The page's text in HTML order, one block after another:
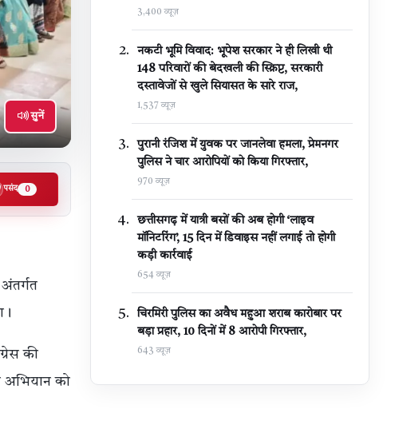
सुनें
पसंद 0
की
अभियान को
3,400 व्यूज़
नकटी भूमि विवाद: भूपेश सरकार ने ही लिखी थी
148 परिवारों की बेदखली की स्क्रिप्ट, सरकारी
दस्तावेजों से खुले सियासत के सारे राज,
1,537 व्यूज़
पुरानी रंजिश में युवक पर जानलेवा हमला, प्रेमनगर
पुलिस ने चार आरोपियों को किया गिरफ्तार,
970 व्यूज़
छत्तीसगढ़ में यात्री बसों की अब होगी ‘लाइव
मॉनिटरिंग’, 15 दिन में डिवाइस नहीं लगाई तो होगी
कड़ी कार्रवाई
654 व्यूज़
चिरमिरी पुलिस का अवैध महुआ शराब कारोबार पर
बड़ा प्रहार, 10 दिनों में 8 आरोपी गिरफ्तार,
643 व्यूज़